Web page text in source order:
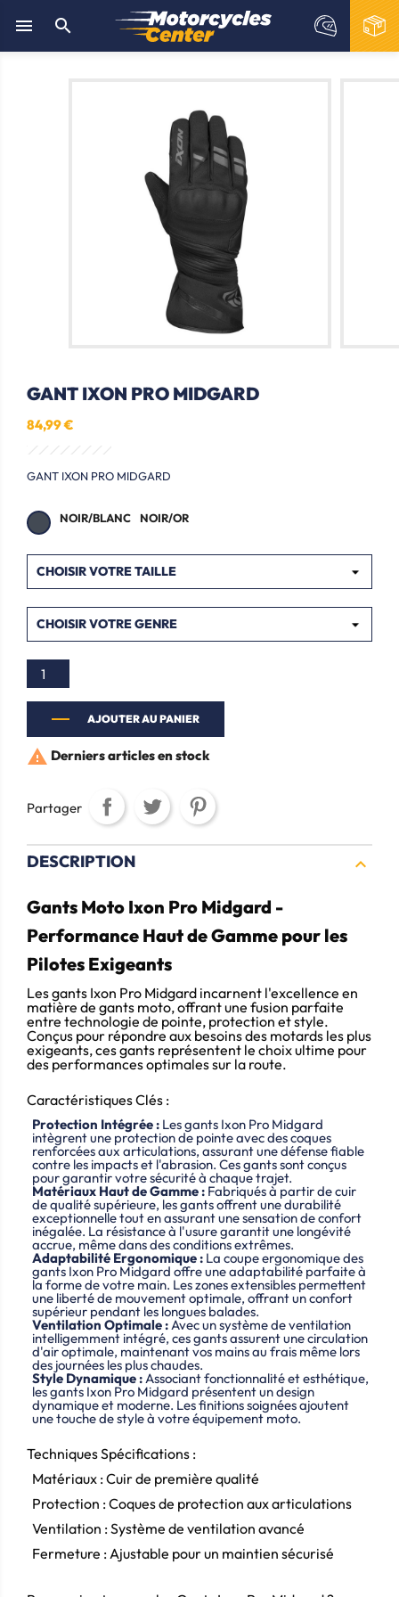
 
GANT IXON PRO MIDGARD
84,99 €
GANT IXON PRO MIDGARD
NOIR/BLANC NOIR/OR
AJOUTER AU PANIER
 Derniers articles en stock
Partager
DESCRIPTION 
Gants Moto Ixon Pro Midgard -
Performance Haut de Gamme pour les
Pilotes Exigeants
Les gants Ixon Pro Midgard incarnent l'excellence en
matière de gants moto, offrant une fusion parfaite
entre technologie de pointe, protection et style.
Conçus pour répondre aux besoins des motards les plus
exigeants, ces gants représentent le choix ultime pour
des performances optimales sur la route.
Caractéristiques Clés :
Protection Intégrée : Les gants Ixon Pro Midgard
intègrent une protection de pointe avec des coques
renforcées aux articulations, assurant une défense fiable
contre les impacts et l'abrasion. Ces gants sont conçus
pour garantir votre sécurité à chaque trajet.
Matériaux Haut de Gamme : Fabriqués à partir de cuir
de qualité supérieure, les gants offrent une durabilité
exceptionnelle tout en assurant une sensation de confort
inégalée. La résistance à l'usure garantit une longévité
accrue, même dans des conditions extrêmes.
Adaptabilité Ergonomique : La coupe ergonomique des
gants Ixon Pro Midgard offre une adaptabilité parfaite à
la forme de votre main. Les zones extensibles permettent
une liberté de mouvement optimale, offrant un confort
supérieur pendant les longues balades.
Ventilation Optimale :Avec un système de ventilation
intelligemment intégré, ces gants assurent une circulation
d'air optimale, maintenant vos mains au frais même lors
des journées les plus chaudes.
Style Dynamique :Associant fonctionnalité et esthétique,
les gants Ixon Pro Midgard présentent un design
dynamique et moderne. Les finitions soignées ajoutent
une touche de style à votre équipement moto.
Techniques Spécifications :
Matériaux : Cuir de première qualité
Protection : Coques de protection aux articulations
Ventilation : Système de ventilation avancé
Fermeture : Ajustable pour un maintien sécurisé